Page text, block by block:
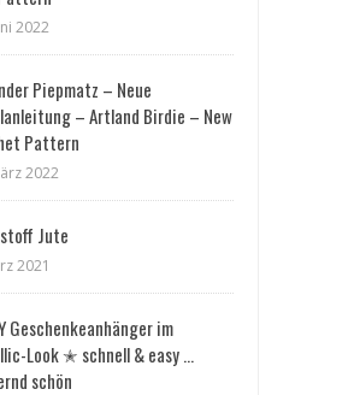
2022
Piepmatz – Neue
– Artland Birdie – New
Pattern
2022
Jute
2021
Geschenkeanhänger im
Look ✭ schnell & easy …
schön